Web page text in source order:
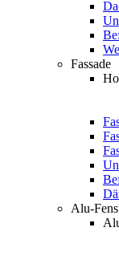
Fassade
Alu-